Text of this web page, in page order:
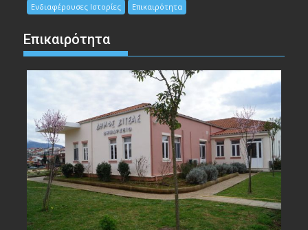
Ενδιαφέρουσες Ιστορίες Επικαιρότητα
Επικαιρότητα